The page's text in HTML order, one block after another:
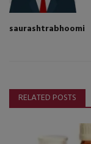
saurashtrabhoomi
RELATED POSTS